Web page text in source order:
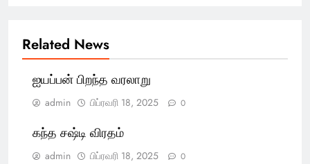
Related News
ஐயப்பன் பிறந்த வரலாறு
admin பிப்ரவரி 18, 2025 0
கந்த சஷ்டி விரதம்
admin பிப்ரவரி 18, 2025 0